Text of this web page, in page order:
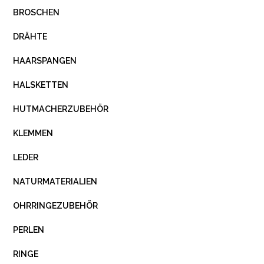
BROSCHEN
DRÄHTE
HAARSPANGEN
HALSKETTEN
HUTMACHERZUBEHÖR
KLEMMEN
LEDER
NATURMATERIALIEN
OHRRINGEZUBEHÖR
PERLEN
RINGE